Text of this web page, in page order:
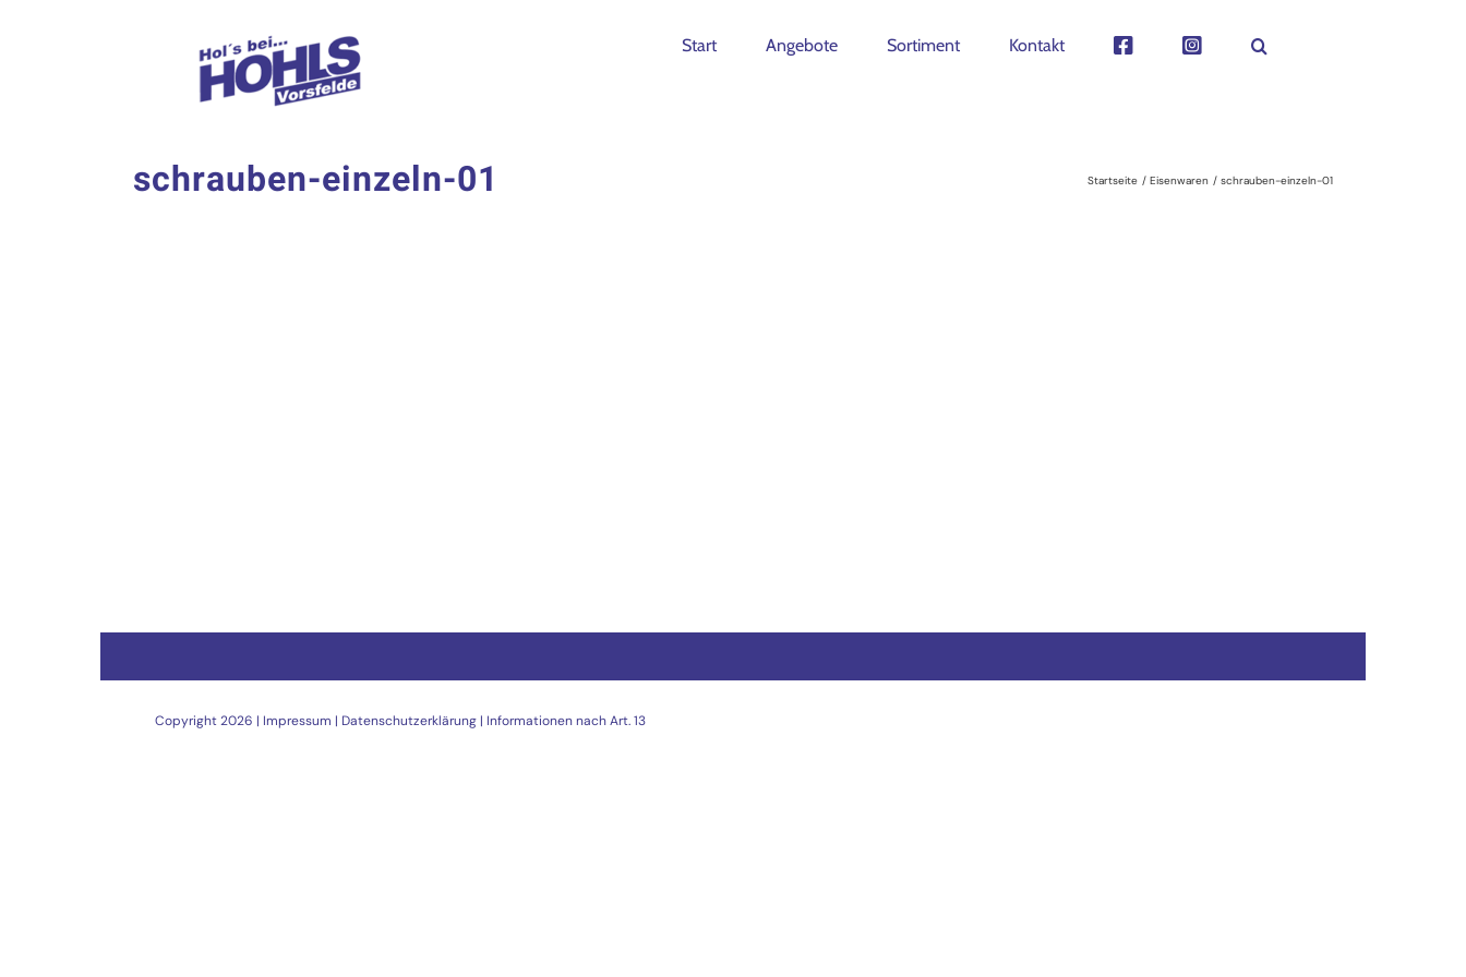
Start Angebote Sortiment Kontakt
schrauben-einzeln-01 Startseite Eisenwaren schrauben-einzeln-01
Copyright2026 | Impressum | Datenschutzerklärung | Informationen nach Art. 13